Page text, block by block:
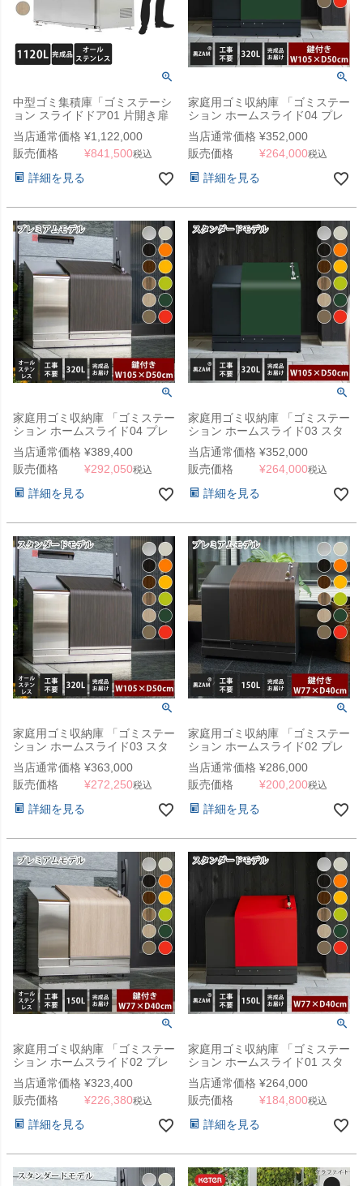
中型ゴミ集積庫「ゴミステーシ
ョン スライドドア01 片開き扉
オールステンレス 1120L」 ※
法人宛配送限定 （SN）
当店通常価格 ¥1,122,000
販売価格
¥841,500税込
詳細を見る
家庭用ゴミ収納庫 「ゴミステー
ション ホームスライド04 プレ
ミアムモデル 黒ZAM 320L」
（YHC）
当店通常価格 ¥352,000
販売価格
¥264,000税込
詳細を見る
家庭用ゴミ収納庫 「ゴミステー
ション ホームスライド04 プレ
ミアムモデル オールステンレス
320L」 （YHC）
当店通常価格 ¥389,400
販売価格
¥292,050税込
詳細を見る
家庭用ゴミ収納庫 「ゴミステー
ション ホームスライド03 スタ
ンダードモデル 黒ZAM 320L」
（YHC）
当店通常価格 ¥352,000
販売価格
¥264,000税込
詳細を見る
家庭用ゴミ収納庫 「ゴミステー
ション ホームスライド03 スタ
ンダードモデル オールステンレ
ス 320L」 （YHC）
当店通常価格 ¥363,000
販売価格
¥272,250税込
詳細を見る
家庭用ゴミ収納庫 「ゴミステー
ション ホームスライド02 プレ
ミアムモデル 黒ZAM 150L」
（SG）
当店通常価格 ¥286,000
販売価格
¥200,200税込
詳細を見る
家庭用ゴミ収納庫 「ゴミステー
ション ホームスライド02 プレ
ミアムモデル オールステンレス
150L」 （SG）
当店通常価格 ¥323,400
販売価格
¥226,380税込
詳細を見る
家庭用ゴミ収納庫 「ゴミステー
ション ホームスライド01 スタ
ンダードモデル 黒ZAM 150L」
（SG）
当店通常価格 ¥264,000
販売価格
¥184,800税込
詳細を見る